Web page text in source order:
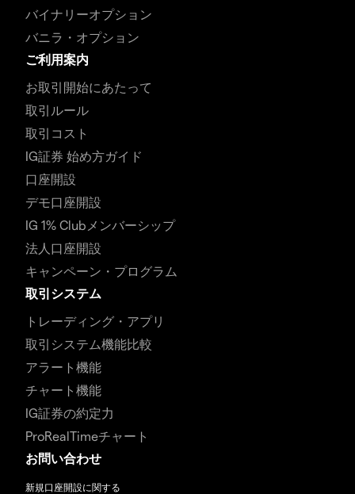
バイナリーオプション
バニラ・オプション
ご利用案内
お取引開始にあたって
取引ルール
取引コスト
IG証券 始め方ガイド
口座開設
デモ口座開設
IG 1% Clubメンバーシップ
法人口座開設
キャンペーン・プログラム
取引システム
トレーディング・アプリ
取引システム機能比較
アラート機能
チャート機能
IG証券の約定力
ProRealTimeチャート
お問い合わせ
新規口座開設に関する